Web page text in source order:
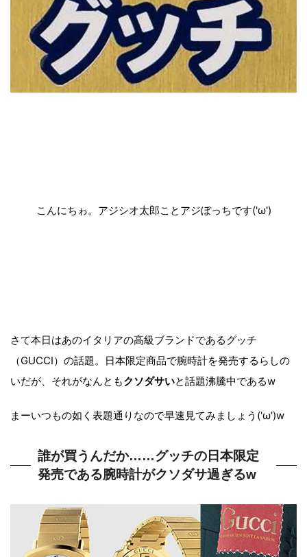
こんにちゎ。アジシオ太郎ことアジぼっちです('ω')
さて本日はあのイタリアの高級ブランドであるグッチ
（GUCCI）の話題。日本限定商品で腕時計を発売するらしの
いだが、それがなんともクソダサいと話題沸騰中であるw
まーいつもの如く表題通りなので早速見てみましょう('ω')w
誰が買うんだか……グッチの日本限定
発売である腕時計がクソダサ過ぎるw